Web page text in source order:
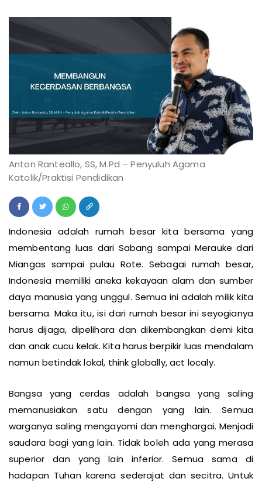
Anton Ranteallo, SS, M.Pd – Penyuluh Agama
Katolik/Praktisi Pendidikan
Indonesia adalah rumah besar kita bersama yang
membentang luas dari Sabang sampai Merauke dari
Miangas sampai pulau Rote. Sebagai rumah besar,
Indonesia memiliki aneka kekayaan alam dan sumber
daya manusia yang unggul. Semua ini adalah milik kita
bersama. Maka itu, isi dari rumah besar ini seyogianya
harus dijaga, dipelihara dan dikembangkan demi kita
dan anak cucu kelak. Kita harus berpikir luas mendalam
namun betindak lokal, think globally, act localy.
Bangsa yang cerdas adalah bangsa yang saling
memanusiakan satu dengan yang lain. Semua
warganya saling mengayomi dan menghargai. Menjadi
saudara bagi yang lain. Tidak boleh ada yang merasa
superior dan yang lain inferior. Semua sama di
hadapan Tuhan karena sederajat dan secitra. Untuk